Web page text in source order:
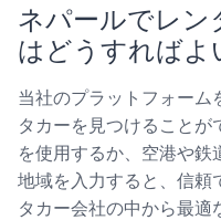
ネパールでレン
はどうすればよ
当社のプラットフォーム
タカーを見つけること
を使用するか、空港や
地域を入力すると、信頼
タカー会社の中から最適